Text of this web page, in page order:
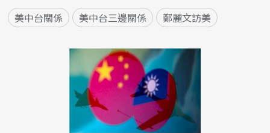
美中台關係 美中台三邊關係 鄭麗文訪美